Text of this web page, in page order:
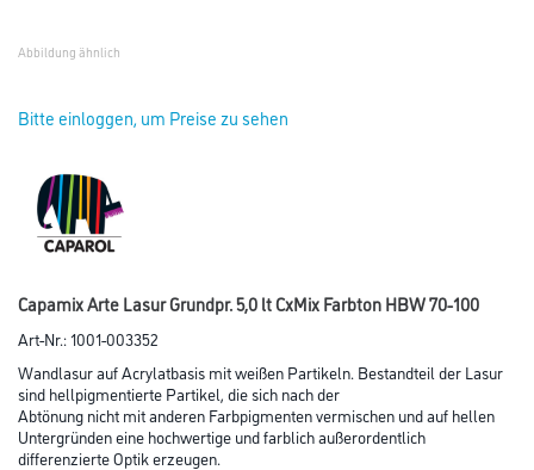
Abbildung ähnlich
Bitte einloggen, um Preise zu sehen
Capamix Arte Lasur Grundpr. 5,0 lt CxMix Farbton HBW 70-100
Art-Nr.:1001-003352
Wandlasur auf Acrylatbasis mit weißen Partikeln. Bestandteil der Lasur
sind hellpigmentierte Partikel, die sich nach der
Abtönung nicht mit anderen Farbpigmenten ver­mischen und auf hellen
Untergründen eine hochwertige und farblich außerordentlich
differenzierte Optik erzeugen.